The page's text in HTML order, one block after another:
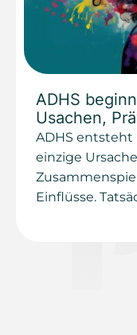
ADHS
Usachen,
ADHS
einzige
Einflüsse.